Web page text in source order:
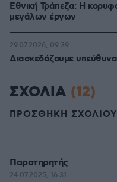
Εθνική Τράπεζα: Η
μεγάλων έργων
Διασκεδάζουμε
29.07.2026, 09:39
ΣΧΟΛΙΑ (12)
ΠΡΟΣΘΗΚΗ ΣΧΟΛΙΟΥ
Παρατηρητής
24.07.2025, 16:31